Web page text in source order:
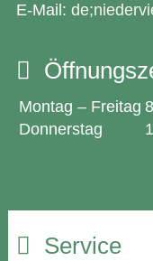
E-Mail:
Montag – Freitag
Donnerstag
Service